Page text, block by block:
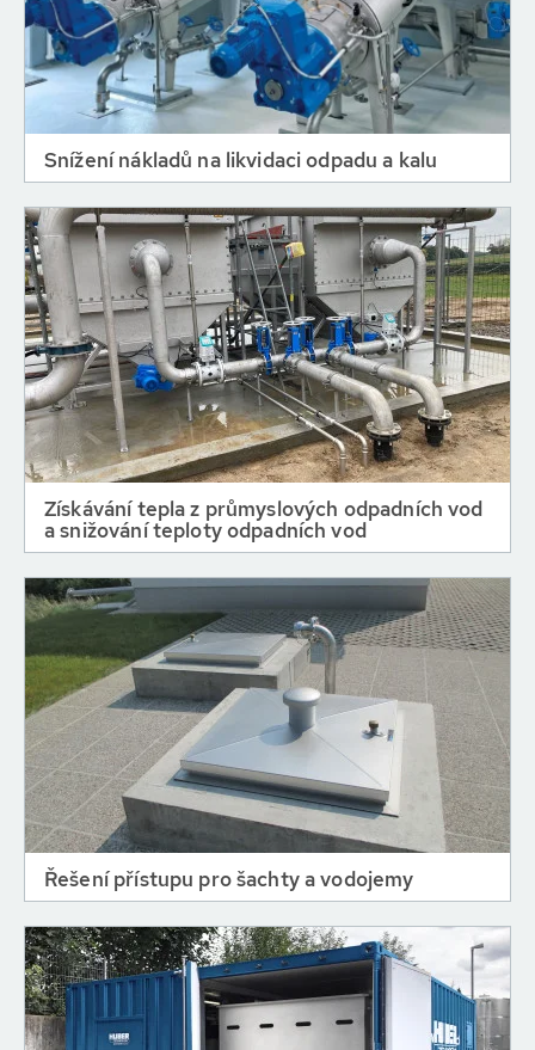
Snížení nákladů na likvidaci odpadu a kalu
Získávání tepla z průmyslových odpadních vod
a snižování teploty odpadních vod
Řešení přístupu pro šachty a vodojemy